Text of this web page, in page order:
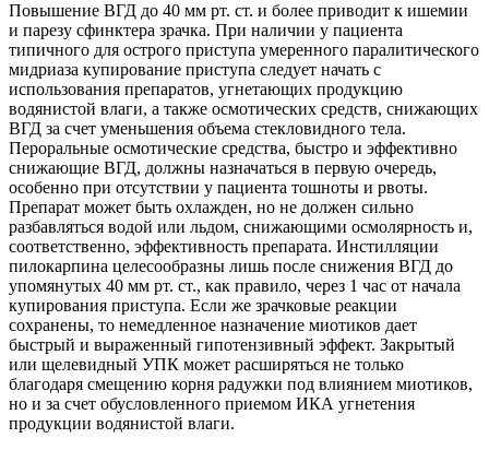
Повышение ВГД до 40 мм рт. ст. и более приводит к ишемии
и парезу сфинктера зрачка. При наличии у пациента
типичного для острого приступа умеренного паралитического
мидриаза купирование приступа следует начать с
использования препаратов, угнетающих продукцию
водянистой влаги, а также осмотических средств, снижающих
ВГД за счет уменьшения объема стекловидного тела.
Пероральные осмотические средства, быстро и эффективно
снижающие ВГД, должны назначаться в первую очередь,
особенно при отсутствии у пациента тошноты и рвоты.
Препарат может быть охлажден, но не должен сильно
разбавляться водой или льдом, снижающими осмолярность и,
соответственно, эффективность препарата. Инстилляции
пилокарпина целесообразны лишь после снижения ВГД до
упомянутых 40 мм рт. ст., как правило, через 1 час от начала
купирования приступа. Если же зрачковые реакции
сохранены, то немедленное назначение миотиков дает
быстрый и выраженный гипотензивный эффект. Закрытый
или щелевидный УПК может расширяться не только
благодаря смещению корня радужки под влиянием миотиков,
но и за счет обусловленного приемом ИКА угнетения
продукции водянистой влаги.